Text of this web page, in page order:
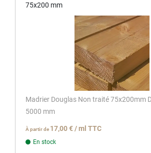
75x200 mm
Madrier Douglas Non traité 75x200mm
5000 mm
À partir de 17,00 € / ml TTC
En stock